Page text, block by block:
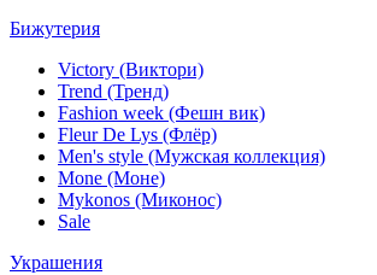
Бижутерия
Victory (Виктори)
Trend (Тренд)
Fashion week (Фешн вик)
Fleur De Lys (Флёр)
Men's style (Мужская коллекция)
Mone (Моне)
Mykonos (Миконос)
Sale
Украшения